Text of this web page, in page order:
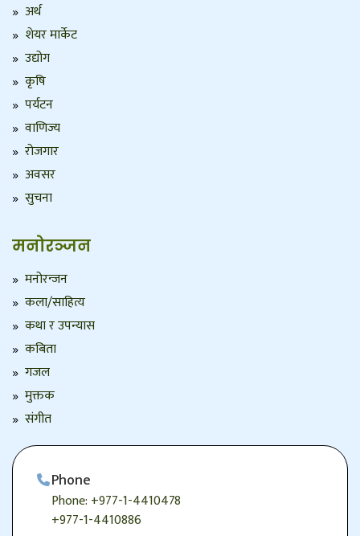
अर्थ
शेयर मार्केट
उद्योग
कृषि
पर्यटन
वाणिज्य
रोजगार
अवसर
सुचना
मनोरञ्जन
मनोरन्जन
कला/साहित्य
कथा र उपन्यास
कबिता
गजल
मुक्तक
संगीत
Phone
Phone: +977-1-4410478
+977-1-4410886